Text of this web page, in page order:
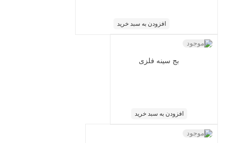
افزودن به سبد خرید
بج سینه فلزی
ناموجود
افزودن به سبد خرید
ناموجود